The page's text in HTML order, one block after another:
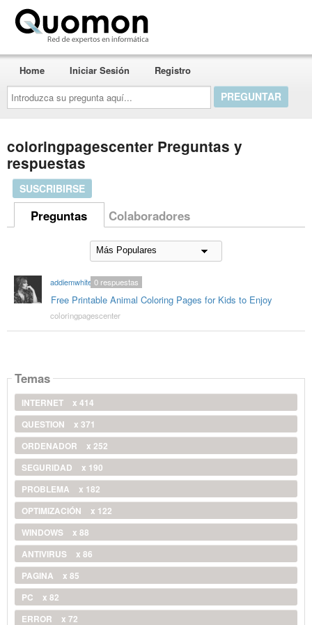
Introduzca
su
pregunta
aquí...
Home Iniciar Sesión Registro
coloringpagescenter Preguntas y
respuestas
SUSCRIBIRSE
Preguntas Colaboradores
addiemwhite
Free Printable Animal Coloring Pages for Kids to Enjoy
0respuestas
coloringpagescenter
Temas
INTERNET
x 414
QUESTION
x 371
ORDENADOR
x 252
SEGURIDAD
x 190
PROBLEMA
x 182
OPTIMIZACIÓN
x 122
WINDOWS
x 88
ANTIVIRUS
x 86
PAGINA
x 85
PC
x 82
ERROR
x 72